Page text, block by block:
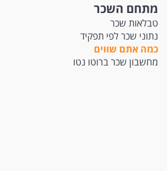
מתחם השכר
טבלאות שכר
נתוני שכר לפי תפקיד
כמה אתם שווים
מחשבון שכר ברוטו נטו